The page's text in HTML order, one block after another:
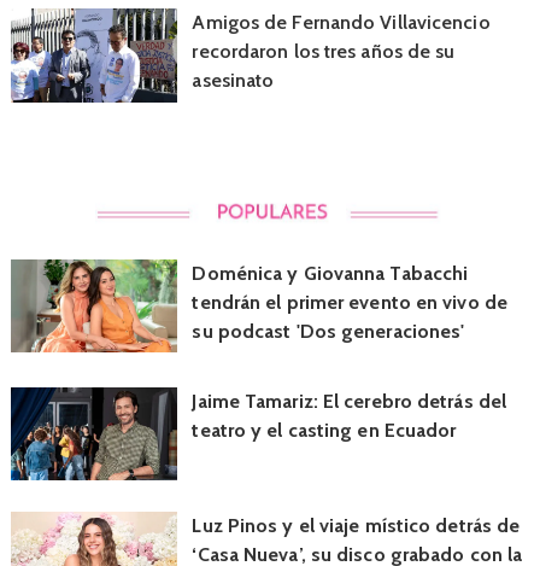
Amigos de Fernando Villavicencio
recordaron los tres años de su
asesinato
Doménica y Giovanna Tabacchi
tendrán el primer evento en vivo de
su podcast 'Dos generaciones'
Jaime Tamariz: El cerebro detrás del
teatro y el casting en Ecuador
Luz Pinos y el viaje místico detrás de
‘Casa Nueva’, su disco grabado con la